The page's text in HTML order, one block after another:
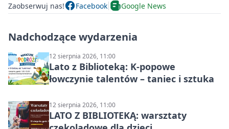
Zaobserwuj nas! Facebook Google News
Nadchodzące wydarzenia
12 sierpnia 2026, 11:00
Lato z Biblioteką: K-popowe
łowczynie talentów – taniec i sztuka
12 sierpnia 2026, 11:00
LATO Z BIBLIOTEKĄ: warsztaty